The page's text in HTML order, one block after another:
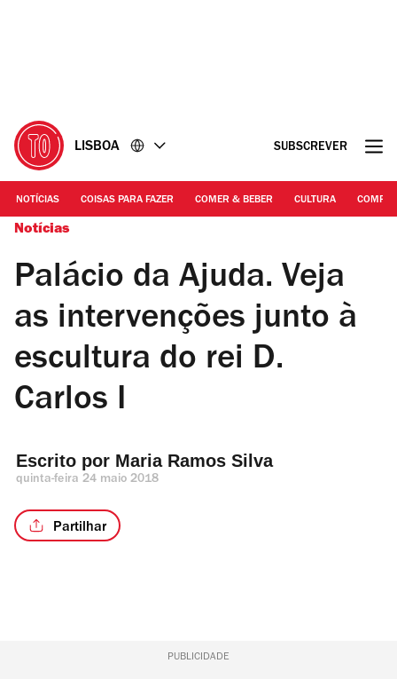
LISBOA SUBSCREVER
NOTÍCIAS COISAS PARA FAZER COMER & BEBER CULTURA
Notícias
Palácio da Ajuda. Veja
as intervenções junto à
escultura do rei D.
Carlos I
Escrito por Maria Ramos Silva
quinta-feira 24 maio 2018
Partilhar
PUBLICIDADE